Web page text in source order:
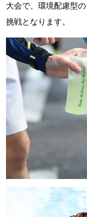
大会で、環境配慮型
挑戦となります。